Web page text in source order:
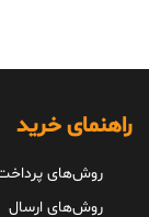
راهنمای خرید
روش‌های
روش‌های ارسال